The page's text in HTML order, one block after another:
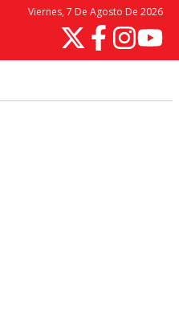
Viernes, 7 De Agosto De 2026